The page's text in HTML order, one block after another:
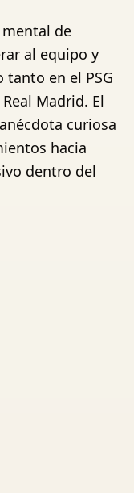
de
al equipo y
en el PSG
Madrid. El
curiosa
hacia
dentro del